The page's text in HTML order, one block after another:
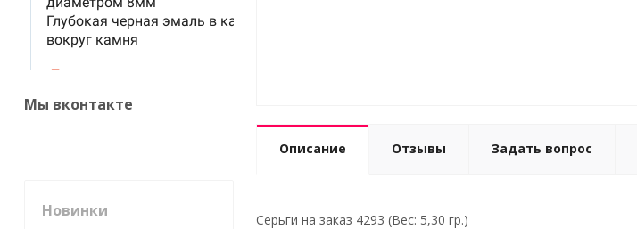
Описание Отзывы Задать вопрос
Серьги на заказ 4293 (Вес: 5,30 гр.)
Мы вконтакте
Новинки